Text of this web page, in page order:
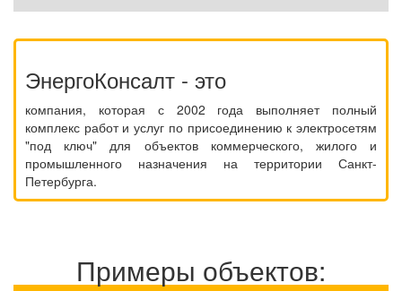
ЭнергоКонсалт - это
компания, которая с 2002 года выполняет полный
комплекс работ и услуг по присоединению к электросетям
"под ключ" для объектов коммерческого, жилого и
промышленного назначения на территории Санкт-
Петербурга.
Примеры объектов: